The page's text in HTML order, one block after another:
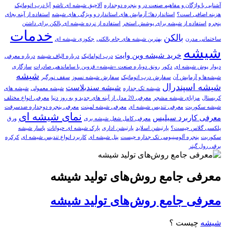
آشنایی با واژگان و مفاهیم صنعت در و پنجره دوجداره آلاچیق شیشه ای تاشو
آیا درب اتوماتیک
هزینه اضافی است؟
استانداردها؛ آزمایش های استاندارد و ویژگی های شیشه
استفاده از آینه بجای
پنجره
استفاده از شیشه برای پوشش استخر استفاده از نرده شیشه ای بالکن برای داشتن
ساختمانی مدرن بالکن بهترین شیشه های جام بالکنی جکوزی شیشه ای خدمات
شیشه خرید شيشه وين وايت درب اتواماتیک درباره الیاف شیشه درباره معرفی
دیوار پوش شیشه ای دکور رونق دوباره صنعت «شیشه» قزوین با ساماندهی صادرات سازگاری
شیشه‌ها و آزمایش آن سفارش درب اتوماتيک سفارش شيشه نسوز سقف نورگیر
شيشه
شیشه اسپندرال شیشه تک جداره شیشه سندبلاست شیشه معمولی شیشه های
کریستال مزایای شیشه مشجر معرفی 20 مدل از آینه های جدید و به روز دنیا
معرفی انواع مختلف
شیشه سکوریت معرفی تندیس شیشه ای معرفی شیشه لمینت معرفی پنجره دوجداره ضدسرقت
معرفی کاربرد سیلیس معرفی کامل شغل شیشه بری نمای شیشه ای ورق
پلکسی گلاس چیست؟ پارتيشن اسلايد پارتیشن اداری پارک شیشه ای حیوانات پاسار شيشه
سکوريت پنجره آلومینیومی تک جداره چیست پنل شیشه ای کاربرد انواع تندیس شیشه ای کرکره
برقی رول گیتر
معرفی جامع روش‌های تولید شیشه
معرفی جامع روش‌های تولید شیشه
شیشه چیست ؟